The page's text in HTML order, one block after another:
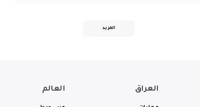
المزيد
العراق العالم